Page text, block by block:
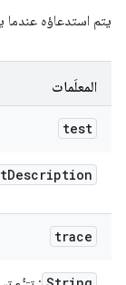
يتم استدعاؤه
المعلَمات
test
Description
trace